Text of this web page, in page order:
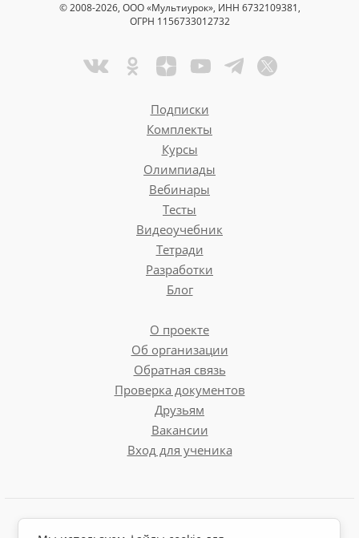
© 2008-2026, ООО «Мультиурок», ИНН 6732109381,
ОГРН 1156733012732
Подписки
Комплекты
Курсы
Олимпиады
Вебинары
Тесты
Видеоучебник
Тетради
Разработки
Блог
О проекте
Об организации
Обратная связь
Проверка документов
Друзьям
Вакансии
Вход для ученика